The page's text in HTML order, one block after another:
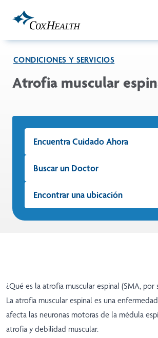
CONDICIONES Y SERVICIOS
Atrofia muscular
Encuentra Cuidado Ahora
Buscar un Doctor
Encontrar una ubicación
¿Qué es la atrofia muscular espinal (SMA, por
La atrofia muscular espinal es una
afecta las neuronas motoras de la médula
atrofia y debilidad muscular.